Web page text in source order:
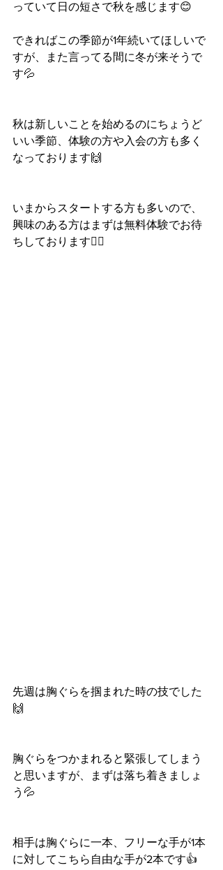
っていて日の短さで秋を感じます😊
できればこの季節が1年続いてほしいで
すが、また言ってる間に冬が来そうで
す💦
秋は新しいことを始めるのにちょうど
いい季節、体験の方や入会の方も多く
なっております🙌
いまからスタートする方も多いので、
興味のある方はまずは無料体験でお待
ちしております🙇‍♂️
先週は胸ぐらを掴まれた時の技でした
🙌
胸ぐらをつかまれると緊張してしまう
と思いますが、まずは落ち着きましょ
う💦
相手は胸ぐらに一本、フリーな手が1本
に対してこちら自由な手が2本です👍